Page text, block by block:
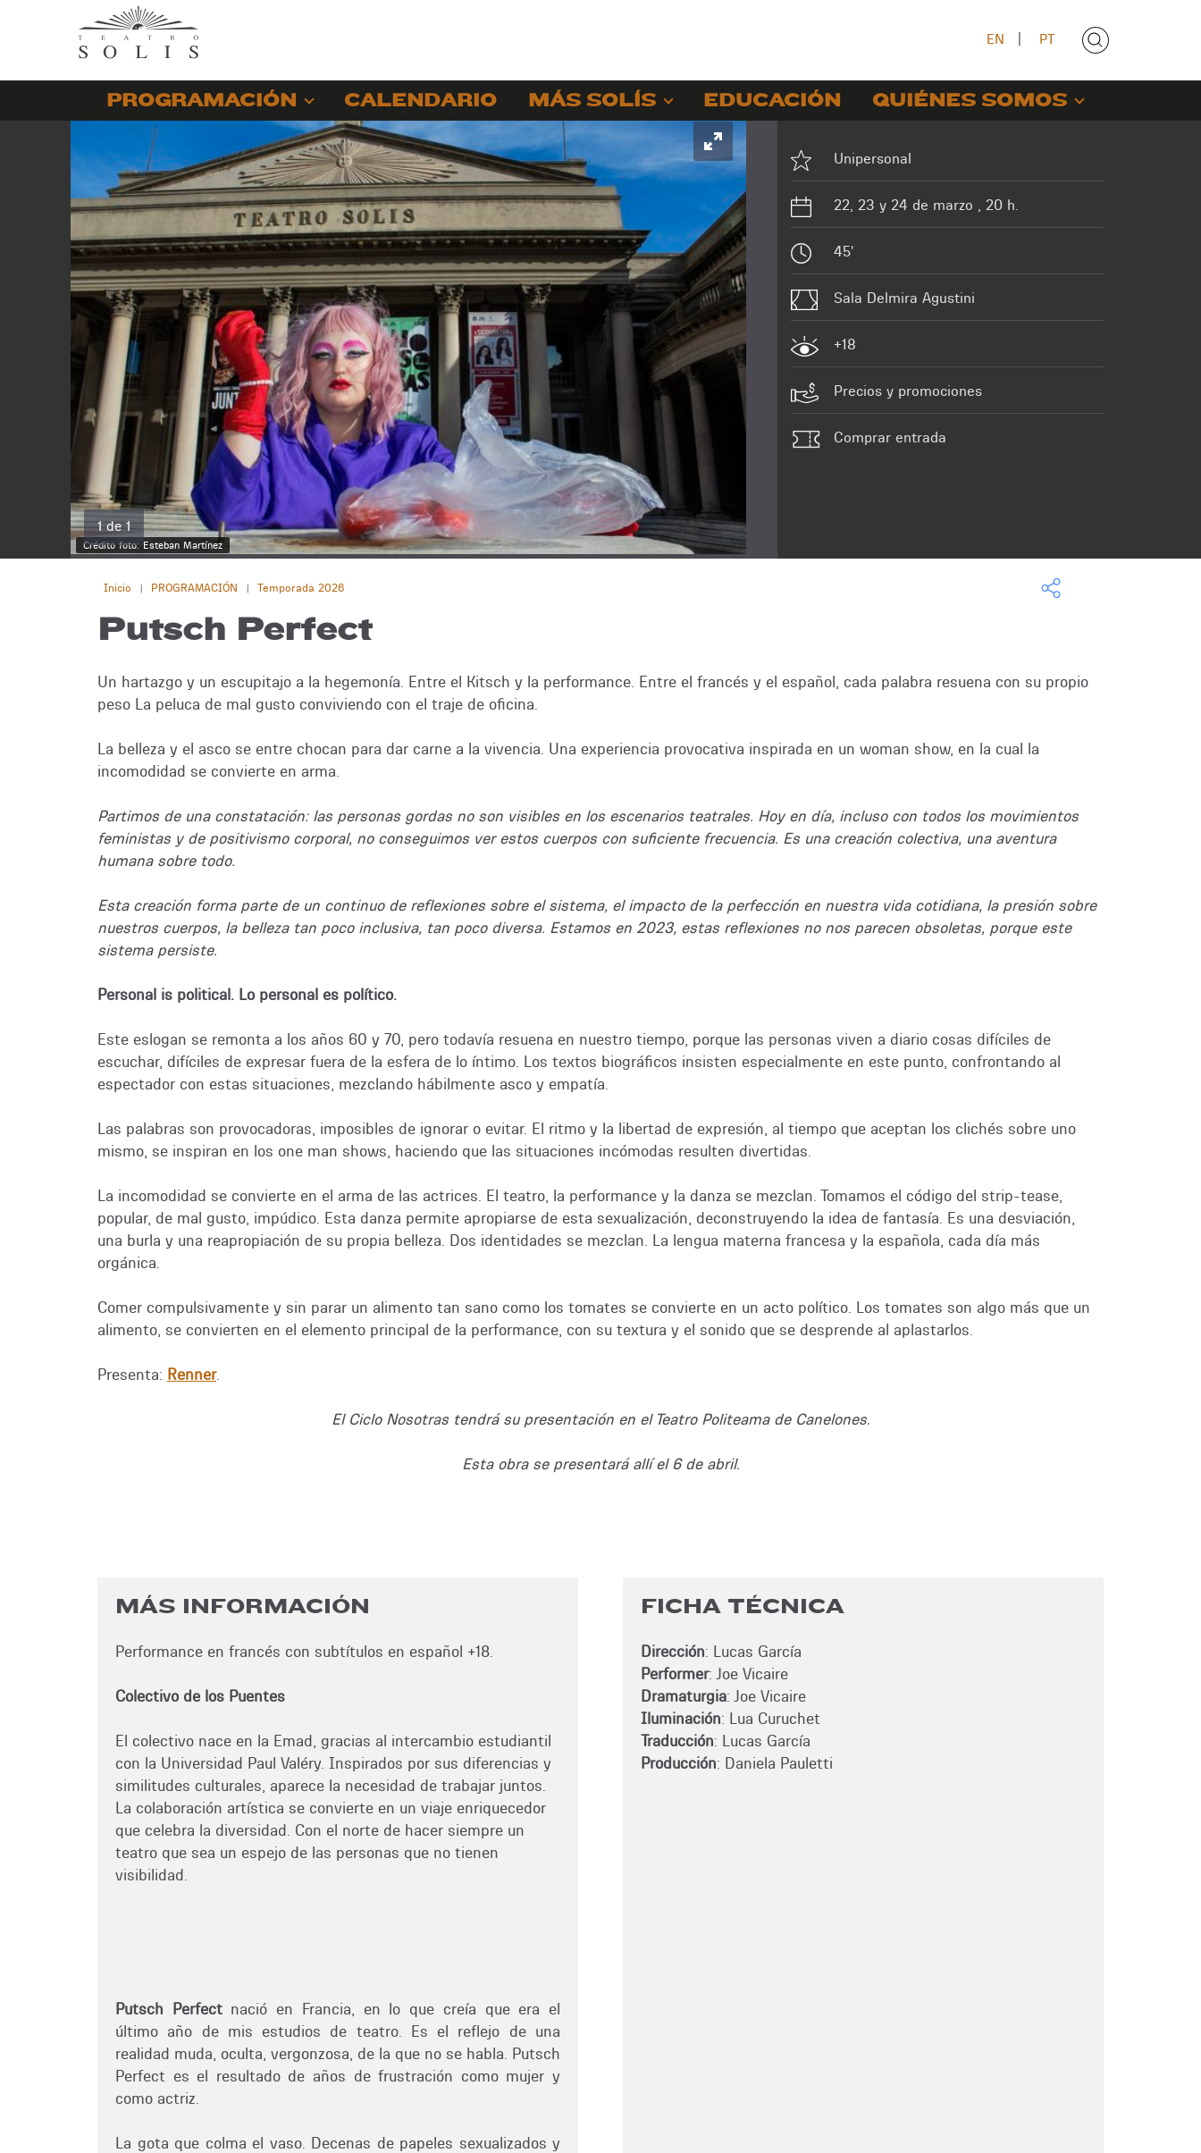
EN PT
PROGRAMACIÓN CALENDARIO MÁS SOLÍS EDUCACIÓN QUIÉNES SOMOS
Crédito foto: Esteban Martínez
1 de 1
Unipersonal
22, 23 y 24 de marzo , 20 h.
45'
Sala Delmira Agustini
+18
Precios y promociones
Comprar entrada
Inicio PROGRAMACIÓN Temporada 2026
Putsch Perfect
Un hartazgo y un escupitajo a la hegemonía. Entre el Kitsch y la performance. Entre el francés y el español, cada palabra resuena con su propio
peso La peluca de mal gusto conviviendo con el traje de oficina.
La belleza y el asco se entre chocan para dar carne a la vivencia. Una experiencia provocativa inspirada en un woman show, en la cual la
incomodidad se convierte en arma.
Partimos de una constatación: las personas gordas no son visibles en los escenarios teatrales. Hoy en día, incluso con todos los movimientos
feministas y de positivismo corporal, no conseguimos ver estos cuerpos con suficiente frecuencia. Es una creación colectiva, una aventura
humana sobre todo.
Esta creación forma parte de un continuo de reflexiones sobre el sistema, el impacto de la perfección en nuestra vida cotidiana, la presión sobre
nuestros cuerpos, la belleza tan poco inclusiva, tan poco diversa. Estamos en 2023, estas reflexiones no nos parecen obsoletas, porque este
sistema persiste.
Personal is political. Lo personal es político.
Este eslogan se remonta a los años 60 y 70, pero todavía resuena en nuestro tiempo, porque las personas viven a diario cosas difíciles de
escuchar, difíciles de expresar fuera de la esfera de lo íntimo. Los textos biográficos insisten especialmente en este punto, confrontando al
espectador con estas situaciones, mezclando hábilmente asco y empatía.
Las palabras son provocadoras, imposibles de ignorar o evitar. El ritmo y la libertad de expresión, al tiempo que aceptan los clichés sobre uno
mismo, se inspiran en los one man shows, haciendo que las situaciones incómodas resulten divertidas.
La incomodidad se convierte en el arma de las actrices. El teatro, la performance y la danza se mezclan. Tomamos el código del strip-tease,
popular, de mal gusto, impúdico. Esta danza permite apropiarse de esta sexualización, deconstruyendo la idea de fantasía. Es una desviación,
una burla y una reapropiación de su propia belleza. Dos identidades se mezclan. La lengua materna francesa y la española, cada día más
orgánica.
Comer compulsivamente y sin parar un alimento tan sano como los tomates se convierte en un acto político. Los tomates son algo más que un
alimento, se convierten en el elemento principal de la performance, con su textura y el sonido que se desprende al aplastarlos.
Presenta: Renner.
El Ciclo Nosotras tendrá su presentación en el Teatro Politeama de Canelones.
Esta obra se presentará allí el 6 de abril.
MÁS INFORMACIÓN
Performance en francés con subtítulos en español +18.
Colectivo de los Puentes
El colectivo nace en la Emad, gracias al intercambio estudiantil
con la Universidad Paul Valéry. Inspirados por sus diferencias y
similitudes culturales, aparece la necesidad de trabajar juntos.
La colaboración artística se convierte en un viaje enriquecedor
que celebra la diversidad. Con el norte de hacer siempre un
teatro que sea un espejo de las personas que no tienen
visibilidad.
Putsch Perfectnació en Francia, en lo que creía que era el
último año de mis estudios de teatro. Es el reflejo de una
realidad muda, oculta, vergonzosa, de la que no se habla. Putsch
Perfect es el resultado de años de frustración como mujer y
como actriz.
La gota que colma el vaso. Decenas de papeles sexualizados y
FICHA TÉCNICA
Dirección: Lucas García
Performer: Joe Vicaire
Dramaturgia: Joe Vicaire
Iluminación: Lua Curuchet
Traducción: Lucas García
Producción: Daniela Pauletti